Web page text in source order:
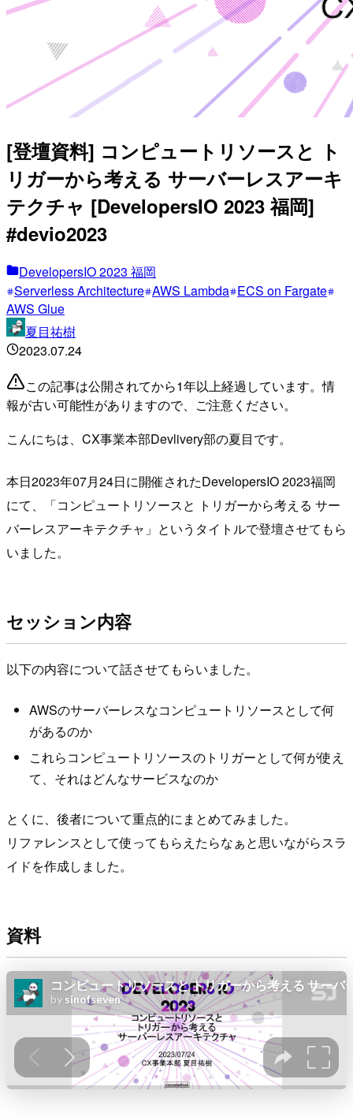
[登壇資料] コンピュートリソースと ト
リガーから考える サーバーレスアーキ
テクチャ [DevelopersIO 2023 福岡]
#devio2023
DevelopersIO 2023 福岡
Serverless Architecture AWS Lambda ECS on Fargate
AWS Glue
夏目祐樹
2023.07.24
この記事は公開されてから1年以上経過しています。情
報が古い可能性がありますので、ご注意ください。
こんにちは、CX事業本部Devlivery部の夏目です。
本日2023年07月24日に開催されたDevelopersIO 2023福岡
にて、「コンピュートリソースと トリガーから考える サー
バーレスアーキテクチャ」というタイトルで登壇させてもら
いました。
セッション内容
以下の内容について話させてもらいました。
AWSのサーバーレスなコンピュートリソースとして何
があるのか
これらコンピュートリソースのトリガーとして何が使え
て、それはどんなサービスなのか
とくに、後者について重点的にまとめてみました。
リファレンスとして使ってもらえたらなぁと思いながらスラ
イドを作成しました。
資料